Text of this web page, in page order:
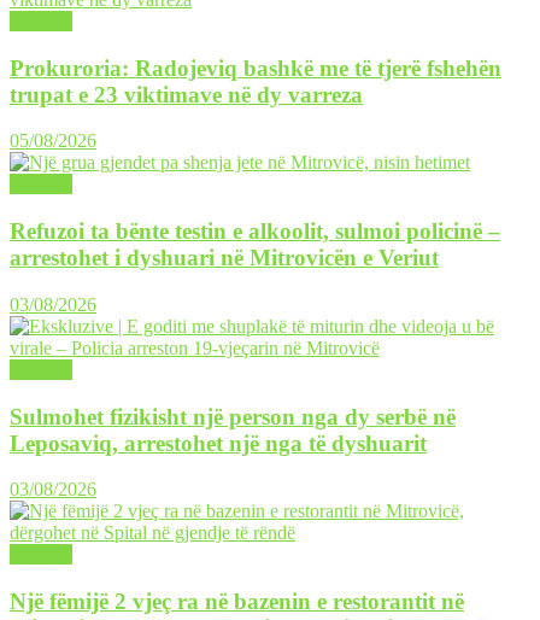
Prokuroria: Radojeviq bashkë me të tjerë fshehën
trupat e 23 viktimave në dy varreza
05/08/2026
Refuzoi ta bënte testin e alkoolit, sulmoi policinë –
arrestohet i dyshuari në Mitrovicën e Veriut
03/08/2026
Sulmohet fizikisht një person nga dy serbë në
Leposaviq, arrestohet një nga të dyshuarit
03/08/2026
Një fëmijë 2 vjeç ra në bazenin e restorantit në